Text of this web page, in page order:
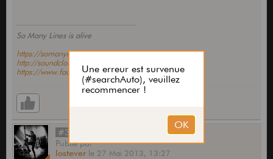
So Many Lines is alive
https://somanylines.bandcamp.c(...)eases
http://soundcloud.com/so-many-lines
https://www.facebook.com/somanylines
#36
Publiépar
lostever le 27 Mai 2013, 13:27